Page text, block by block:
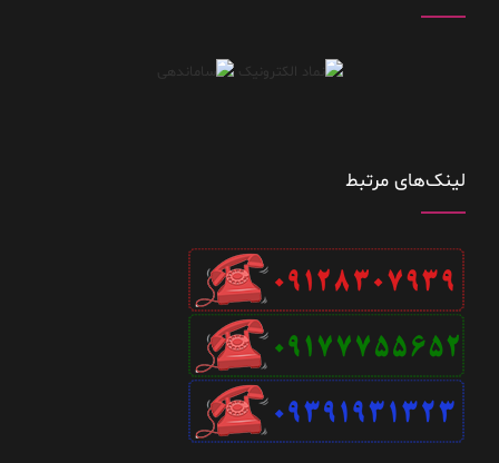
لینک‌های مرتبط